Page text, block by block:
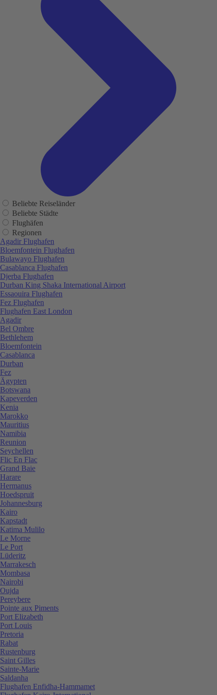
Beliebte Reiseländer
Beliebte Städte
Flughäfen
Regionen
Agadir Flughafen
Bloemfontein Flughafen
Bulawayo Flughafen
Casablanca Flughafen
Djerba Flughafen
Durban King Shaka International Airport
Essaouira Flughafen
Fez Flughafen
Flughafen East London
Agadir
Bel Ombre
Bethlehem
Bloemfontein
Casablanca
Durban
Fez
Ägypten
Botswana
Kapeverden
Kenia
Marokko
Mauritius
Namibia
Reunion
Seychellen
Flic En Flac
Grand Baie
Harare
Hermanus
Hoedspruit
Johannesburg
Kairo
Kapstadt
Katima Mulilo
Le Morne
Le Port
Lüderitz
Marrakesch
Mombasa
Nairobi
Oujda
Pereybere
Pointe aux Piments
Port Elizabeth
Port Louis
Pretoria
Rabat
Rustenburg
Saint Gilles
Sainte-Marie
Saldanha
Flughafen Enfidha-Hammamet